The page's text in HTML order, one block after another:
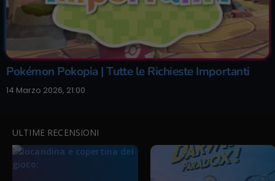
Pokémon Pokopia | Tutte le Richieste Importanti
14 Marzo 2026, 21:00
ULTIME RECENSIONI